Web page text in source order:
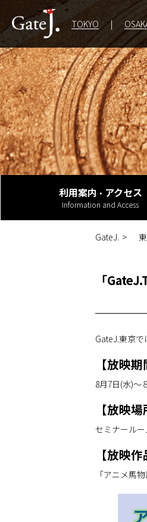
TOKYO
利用案内 ・ アクセス
Information and Access
GateJ.
「
GateJ.東京
【放映期
8月7日(水)～
【放映場
セミナール
【放映作
「アニメ馬
TOKYO